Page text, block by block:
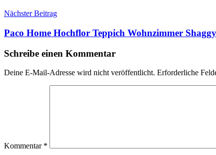
Nächster Beitrag
Paco Home Hochflor Teppich Wohnzimmer
Schreibe einen Kommentar
Deine E-Mail-Adresse wird nicht veröffentlicht. Erforderliche
Kommentar *